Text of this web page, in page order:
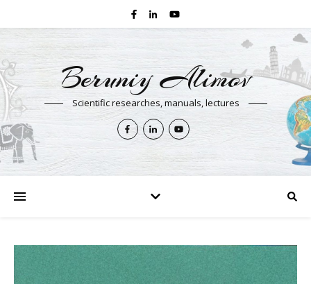
Beruniy Alimov
Scientific researches, manuals, lectures